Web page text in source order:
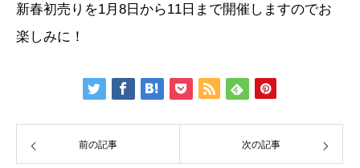
新春初売りを1月8日から11日まで開催しますのでお
楽しみに！
前の記事 次の記事